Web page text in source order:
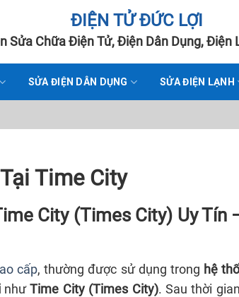
ĐIỆN TỬ ĐỨC LỢI
Sửa Chữa Điện Tử, Điện Dân Dụng, Điện
SỬA ĐIỆN DÂN DỤNG SỬA ĐIỆN LẠNH
Time City
City (Times City) Uy Tín
cấp, thường được sử dụng trong hệ
nhưTime City (Times City). Sau thời